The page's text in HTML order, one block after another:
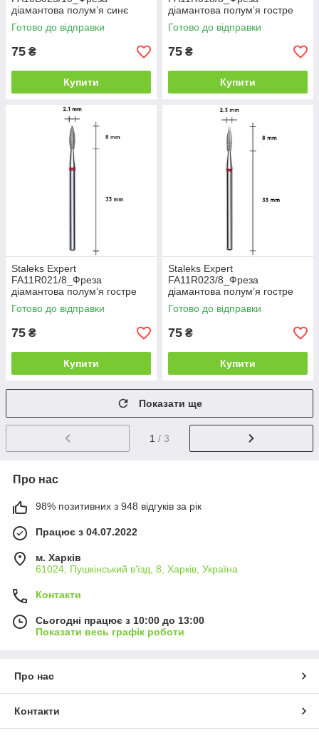
діамантова полум’я синє
діаметр 2,3мм/робоча
частина 10мм
Готово до відправки
75 ₴
Купити
діамантова полум’я гостре
червоне діаметр 1,8мм/
робоча частина 8мм
Готово до відправки
75 ₴
Купити
Staleks Expert
FA11R021/8_Фреза
діамантова полум’я гостре
червоне діаметр 2,1мм/
робоча частина 8мм
Готово до відправки
75 ₴
Купити
Staleks Expert
FA11R023/8_Фреза
діамантова полум’я гостре
червоне діаметр 2,3мм/
робоча частина 8мм
Готово до відправки
75 ₴
Купити
Показати ще
1 / 3
Про нас
98% позитивних з 948 відгуків за рік
Працює з 04.07.2022
м. Харків
61024, Пушкінський в'їзд, 8, Харків, Україна
Контакти
Сьогодні працює з 10:00 до 13:00
Показати весь графік роботи
Про нас
Контакти